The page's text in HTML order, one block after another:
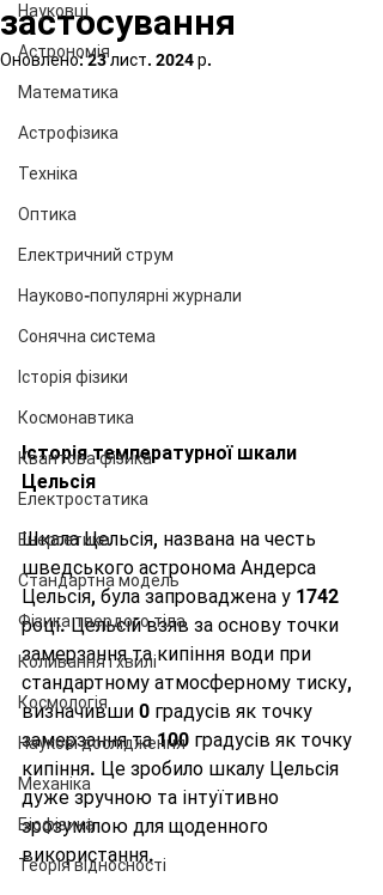
Науковці
Астрономія
Математика
Астрофізика
Техніка
Оптика
Електричний струм
Науково-популярні журнали
Сонячна система
Історія фізики
Космонавтика
Квантова фізика
Електростатика
Енергетика
Стандартна модель
Фізика твердого тіла
Коливання і хвилі
Космологія
Наукові дослідження
Механіка
Біофізика
Теорія відносності
застосування
Оновлено:23 лист. 2024 р.
Історія температурної шкали
Цельсія
Шкала Цельсія, названа на честь
шведського астронома Андерса
Цельсія, була запроваджена у 1742
році. Цельсій взяв за основу точки
замерзання та кипіння води при
стандартному атмосферному тиску,
визначивши 0 градусів як точку
замерзання та 100 градусів як точку
кипіння. Це зробило шкалу Цельсія
дуже зручною та інтуїтивно
зрозумілою для щоденного
використання.